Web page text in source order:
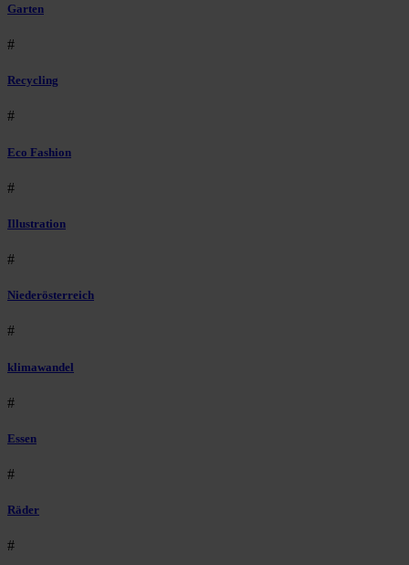
Garten
#
Recycling
#
Eco Fashion
#
Illustration
#
Niederösterreich
#
klimawandel
#
Essen
#
Räder
#